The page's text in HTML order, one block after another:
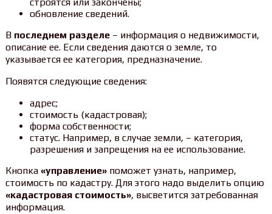
строятся или закончены;
обновление сведений.
В последнем разделе– информация о недвижимости,
описание ее. Если сведения даются о земле, то
указывается ее категория, предназначение.
Появятся следующие сведения:
адрес;
стоимость (кадастровая);
форма собственности;
статус. Например, в случае земли, – категория,
разрешения и запрещения на ее использование.
Кнопка «управление»поможет узнать, например,
стоимость по кадастру. Для этого надо выделить опцию
«кадастровая стоимость», высветится затребованная
информация.